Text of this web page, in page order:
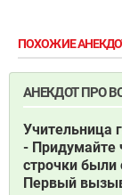
ПОХОЖИЕ
АНЕКДОТ ПРО
Учительница
- Придумайте
строчки были
Первый